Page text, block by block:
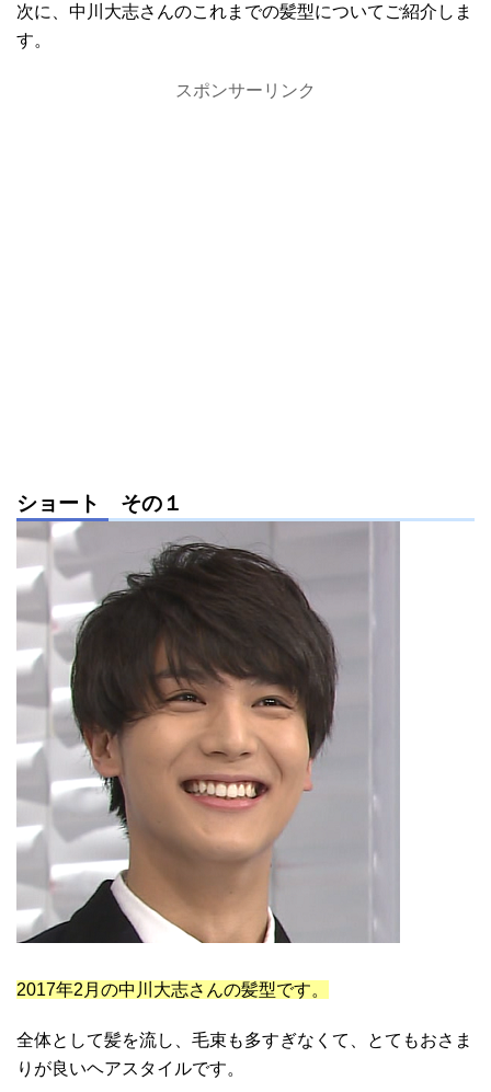
次に、中川大志さんのこれまでの髪型についてご紹介しま
す。
スポンサーリンク
ショート その１
2017年2月の中川大志さんの髪型です。
全体として髪を流し、毛束も多すぎなくて、とてもおさま
りが良いヘアスタイルです。